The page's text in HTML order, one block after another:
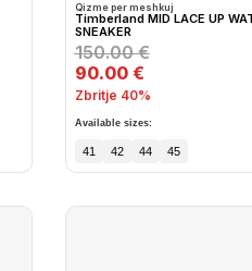
Qizme per meshkuj
Timberland MID LACE UP
SNEAKER
150.00 €
90.00 €
Zbritje 40%
Available sizes:
41 42 44 45